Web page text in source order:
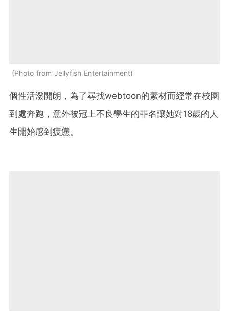
Photo from Jellyfish Entertainment
個性活潑開朗，為了尋找webtoon的素材而經常在校園
到處奔跑，意外被冠上不良學生的罪名讓她對18歲的人
生開始感到疲憊。